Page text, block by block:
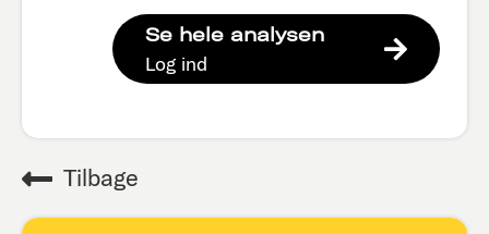
Se hele analysen
Log ind
Tilbage